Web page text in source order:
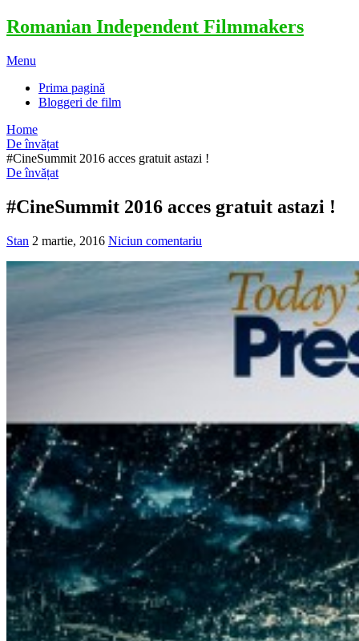
Romanian Independent Filmmakers
Menu
Prima pagină
Bloggeri de film
Home
De învățat
#CineSummit 2016 acces gratuit astazi !
De învățat
#CineSummit 2016 acces gratuit astazi !
Stan 2 martie, 2016 Niciun comentariu